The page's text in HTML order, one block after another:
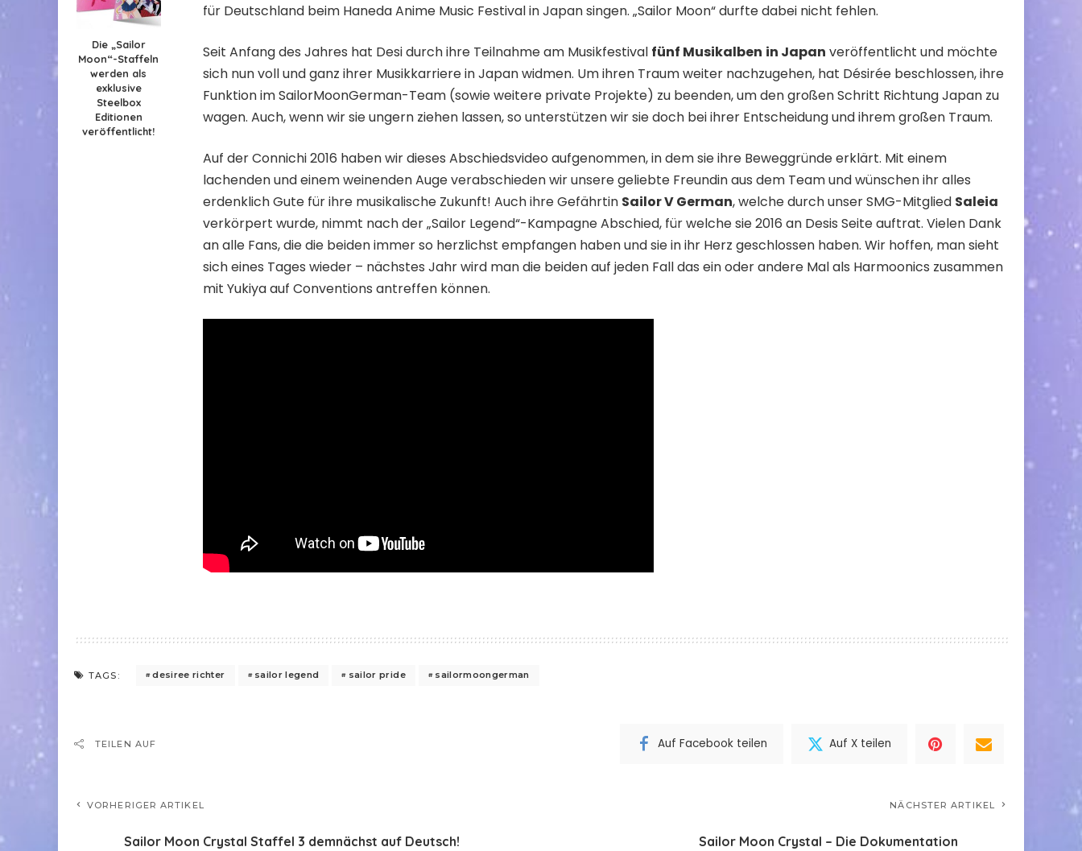
Die „Sailor
Moon“-Staffeln
werden als
exklusive
Steelbox
Editionen
veröffentlicht!
für Deutschland beim Haneda Anime Music Festival in Japan singen. „Sailor Moon“ durfte dabei nicht fehlen.
Seit Anfang des Jahres hat Desi durch ihre Teilnahme am Musikfestival fünf Musikalben in Japan veröffentlicht und möchte
sich nun voll und ganz ihrer Musikkarriere in Japan widmen. Um ihren Traum weiter nachzugehen, hat Désirée beschlossen, ihre
Funktion im SailorMoonGerman-Team (sowie weitere private Projekte) zu beenden, um den großen Schritt Richtung Japan zu
wagen. Auch, wenn wir sie ungern ziehen lassen, so unterstützen wir sie doch bei ihrer Entscheidung und ihrem großen Traum.
Auf der Connichi 2016 haben wir dieses Abschiedsvideo aufgenommen, in dem sie ihre Beweggründe erklärt. Mit einem
lachenden und einem weinenden Auge verabschieden wir unsere geliebte Freundin aus dem Team und wünschen ihr alles
erdenklich Gute für ihre musikalische Zukunft! Auch ihre Gefährtin Sailor V German, welche durch unser SMG-Mitglied Saleia
verkörpert wurde, nimmt nach der „Sailor Legend“-Kampagne Abschied, für welche sie 2016 an Desis Seite auftrat. Vielen Dank
an alle Fans, die die beiden immer so herzlichst empfangen haben und sie in ihr Herz geschlossen haben. Wir hoffen, man sieht
sich eines Tages wieder – nächstes Jahr wird man die beiden auf jeden Fall das ein oder andere Mal als Harmoonics zusammen
mit Yukiya auf Conventions antreffen können.
TAGS: desiree richter sailor legend sailor pride sailormoongerman
TEILEN AUF Auf Facebook teilen Auf X teilen
VORHERIGER ARTIKEL
Sailor Moon Crystal Staffel 3 demnächst auf Deutsch!
NÄCHSTER ARTIKEL
Sailor Moon Crystal – Die Dokumentation